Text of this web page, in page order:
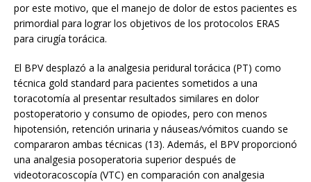
por este motivo, que el manejo de dolor de estos pacientes es
primordial para lograr los objetivos de los protocolos ERAS
para cirugía torácica.
El BPV desplazó a la analgesia peridural torácica (PT) como
técnica gold standard para pacientes sometidos a una
toracotomía al presentar resultados similares en dolor
postoperatorio y consumo de opiodes, pero con menos
hipotensión, retención urinaria y náuseas/vómitos cuando se
compararon ambas técnicas (13). Además, el BPV proporcionó
una analgesia posoperatoria superior después de
videotoracoscopía (VTC) en comparación con analgesia